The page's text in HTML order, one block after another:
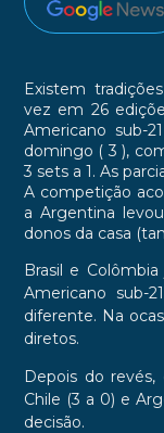
Existem
vez em 26
Americano sub-
domingo ( 3 ),
3 sets a 1. As
A competição
a Argentina
donos da casa
Brasil e
Americano sub-
diferente. Na
diretos.
Depois do revés,
Chile (3 a 0) e
decisão.